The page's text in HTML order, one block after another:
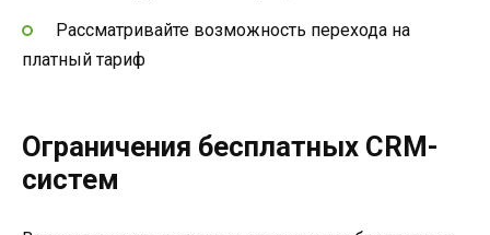
Рассматривайте возможность перехода на
платный тариф
Ограничения бесплатных CRM-
систем